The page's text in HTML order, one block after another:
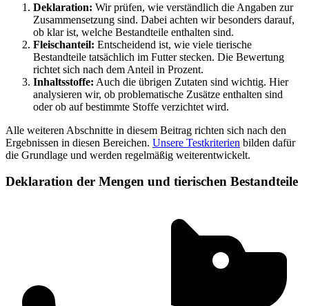
Deklaration: Wir prüfen, wie verständlich die Angaben zur
Zusammensetzung sind. Dabei achten wir besonders darauf,
ob klar ist, welche Bestandteile enthalten sind.
Fleischanteil: Entscheidend ist, wie viele tierische
Bestandteile tatsächlich im Futter stecken. Die Bewertung
richtet sich nach dem Anteil in Prozent.
Inhaltsstoffe: Auch die übrigen Zutaten sind wichtig. Hier
analysieren wir, ob problematische Zusätze enthalten sind
oder ob auf bestimmte Stoffe verzichtet wird.
Alle weiteren Abschnitte in diesem Beitrag richten sich nach den
Ergebnissen in diesen Bereichen. Unsere Testkriterien bilden dafür
die Grundlage und werden regelmäßig weiterentwickelt.
Deklaration der Mengen und tierischen Bestandteile